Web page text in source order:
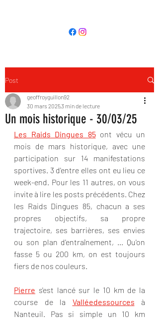
Post
Un mois historique - 30/03/25
geoffroyguillon92
30 mars 20253 min de lecture
Les Raids Dingues 85 ont vécu un
mois de mars historique, avec une
participation sur 14 manifestations
sportives. 3 d'entre elles ont eu lieu ce
week-end. Pour les 11 autres, on vous
invite à lire les posts précédents. Chez
les Raids Dingues 85, chacun a ses
propres objectifs, sa propre
trajectoire, ses barrières, ses envies
ou son plan d'entraînement, ... Qu'on
fasse 5 ou 200 km, on est toujours
fiers de nos couleurs.
Pierre s'est lancé sur le 10 km de la
course de la Valléedessources à
Nanteuil. Pas si simple un 10 km